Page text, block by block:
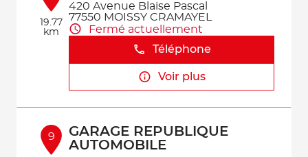
19.77
km
420 Avenue Blaise Pascal
77550 MOISSY CRAMAYEL
Fermé actuellement
Téléphone
Voir plus
9
GARAGE REPUBLIQUE
AUTOMOBILE